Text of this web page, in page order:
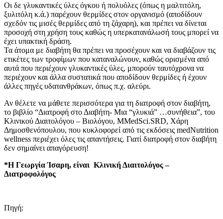
Οι δε γλυκαντικές ύλες όγκου ή πολυόλες (όπως η μαλτιτόλη,
ξυλιτόλη κ.ά.) παρέχουν θερμίδες στον οργανισμό (αποδίδουν
σχεδόν τις μισές θερμίδες από τη ζάχαρη), και πρέπει να δίνεται
προσοχή στη χρήση τους καθώς η υπερκατανάλωσή τους μπορεί να
έχει υπακτική δράση.
Τα άτομα με διαβήτη θα πρέπει να προσέχουν και να διαβάζουν τις
ετικέτες των τροφίμων που καταναλώνουν, καθώς ορισμένα από
αυτά που περιέχουν γλυκαντικές ύλες, μπορούν ταυτόχρονα να
περιέχουν και άλλα συστατικά που αποδίδουν θερμίδες ή έχουν
άλλες πηγές υδατανθράκων, όπως π.χ. αλεύρι.
Αν θέλετε να μάθετε περισσότερα για τη διατροφή στον διαβήτη,
το βιβλίο “Διατροφή στο Διαβήτη- Μια “γλυκιά” …συνήθεια”, του
Κλινικού Διαιτολόγου – Βιολόγου, MMedSci.SRD, Χάρη
Δημοσθενόπουλου, που κυκλοφορεί από τις εκδόσεις medNutrition
wellness περιέχει όλες τις απαντήσεις. Γιατί διατροφή στον διαβήτη
δεν σημαίνει απαγόρευση!
*Η Γεωργία Ίσαρη, είναι Κλινική Διαιτολόγος –
Διατροφολόγος
Πηγή: